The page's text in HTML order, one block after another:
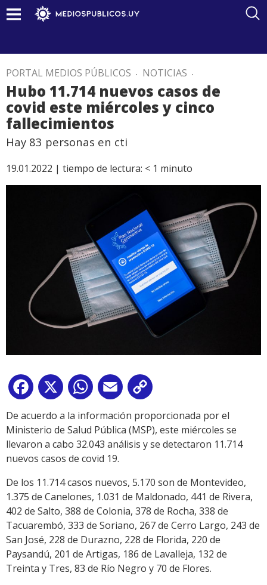
PORTAL MEDIOS PÚBLICOS . NOTICIAS .
Hubo 11.714 nuevos casos de
covid este miércoles y cinco
fallecimientos
Hay 83 personas en cti
19.01.2022 | tiempo de lectura: < 1 minuto
Facebook
X WhatsApp
Email
Link
De acuerdo a la información proporcionada por el
Ministerio de Salud Pública (MSP), este miércoles se
llevaron a cabo 32.043 análisis y se detectaron 11.714
nuevos casos de covid 19.
De los 11.714 casos nuevos, 5.170 son de Montevideo,
1.375 de Canelones, 1.031 de Maldonado, 441 de Rivera,
402 de Salto, 388 de Colonia, 378 de Rocha, 338 de
Tacuarembó, 333 de Soriano, 267 de Cerro Largo, 243 de
San José, 228 de Durazno, 228 de Florida, 220 de
Paysandú, 201 de Artigas, 186 de Lavalleja, 132 de
Treinta y Tres, 83 de Río Negro y 70 de Flores.